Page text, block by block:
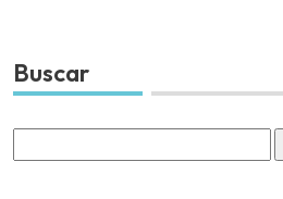
Buscar
for: